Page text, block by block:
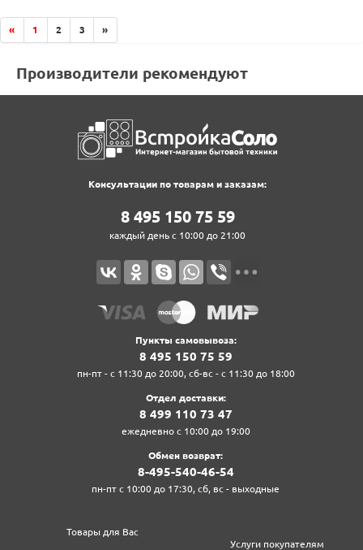
« 1 2 3 »
Производители рекомендуют
Консультации по товарам и заказам:
8‍ 4‍9‍5‍ 1‍5‍0‍ 7‍5‍ 5‍9‍
каждый день с 10:00 до 21:00
Пункты самовывоза:
8‍ 4‍9‍5‍ 1‍5‍0‍ 7‍5‍ 5‍9‍
пн-пт - с 11:30 до 20:00, сб-вс - с 11:30 до 18:00
Отдел доставки:
8‍ 4‍9‍9‍ 1‍1‍0‍ 7‍3‍ 4‍7‍
ежедневно с 10:00 до 19:00
Обмен возврат:
8‍-4‍9‍5‍-5‍4‍0‍-4‍6‍-5‍4‍
пн-пт с 10:00 до 17:30, сб, вс - выходные
Товары для Вас
Услуги покупателям